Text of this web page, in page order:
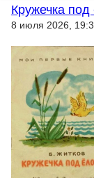
Кружечка
8 июля 2026,